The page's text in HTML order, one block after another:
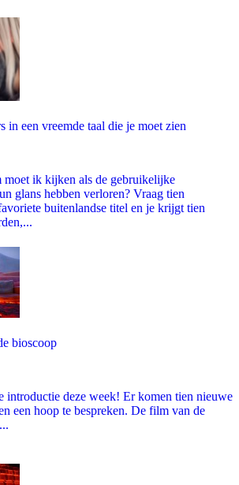
in een vreemde taal die je moet zien
ik kijken als de gebruikelijke
glans hebben verloren? Vraag tien
buitenlandse titel en je krijgt tien
bioscoop
introductie deze week! Er komen tien nieuwe
een hoop te bespreken. De film van de